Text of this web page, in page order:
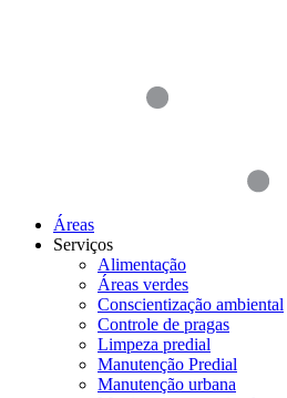
Áreas
Serviços
Alimentação
Áreas verdes
Conscientização ambiental
Controle de pragas
Limpeza predial
Manutenção Predial
Manutenção urbana